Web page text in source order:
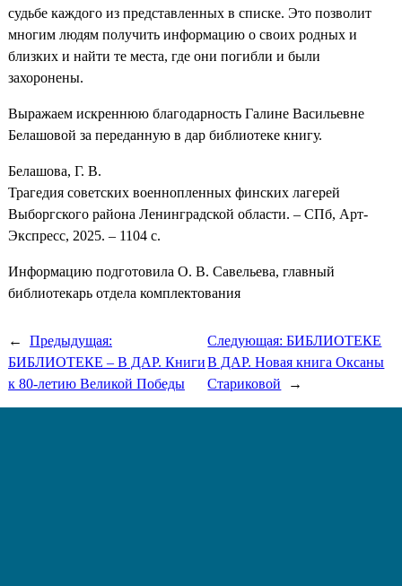
судьбе каждого из представленных в списке. Это позволит
многим людям получить информацию о своих родных и
близких и найти те места, где они погибли и были
захоронены.
Выражаем искреннюю благодарность Галине Васильевне
Белашовой за переданную в дар библиотеке книгу.
Белашова, Г. В.
Трагедия советских военнопленных финских лагерей
Выборгского района Ленинградской области. – СПб, Арт-
Экспресс, 2025. – 1104 с.
Информацию подготовила О. В. Савельева, главный
библиотекарь отдела комплектования
←
Предыдущая:
БИБЛИОТЕКЕ – В ДАР. Книги
к 80-летию Великой Победы
Следующая:БИБЛИОТЕКЕ
В ДАР. Новая книга Оксаны
Стариковой
→